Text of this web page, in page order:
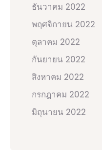
ธันวาคม 2022
พฤศจิกายน 2022
ตุลาคม 2022
กันยายน 2022
สิงหาคม 2022
กรกฎาคม 2022
มิถุนายน 2022